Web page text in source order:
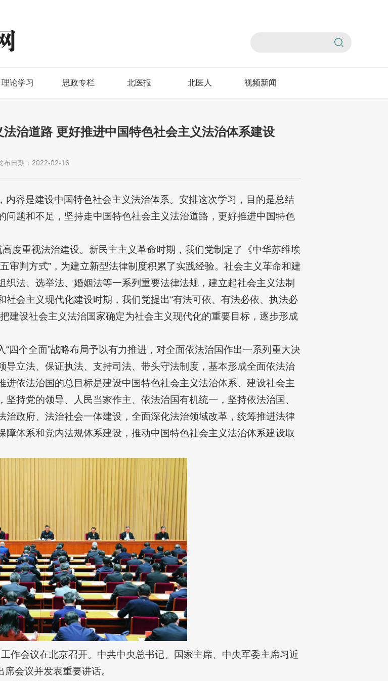
理论学习 思政专栏 北医报 北医人 视频新闻
治道路 更好推进中国特色社会主义法治体系建设
布日期：2022-02-16
容是建设中国特色社会主义法治体系。安排这次学习，目的是总结
题和不足，坚持走中国特色社会主义法治道路，更好推进中国特色
度重视法治建设。新民主主义革命时期，我们党制定了《中华苏维埃
审判方式”，为建立新型法律制度积累了实践经验。社会主义革命和建
法、选举法、婚姻法等一系列重要法律法规，建立起社会主义法制
会主义现代化建设时期，我们党提出“有法可依、有法必依、执法必
建设社会主义法治国家确定为社会主义现代化的重要目标，逐步形成
四个全面”战略布局予以有力推进，对全面依法治国作出一系列重大决
立法、保证执法、支持司法、带头守法制度，基本形成全面依法治
进依法治国的总目标是建设中国特色社会主义法治体系、建设社会主
持党的领导、人民当家作主、依法治国有机统一，坚持依法治国、
政府、法治社会一体建设，全面深化法治领域改革，统筹推进法律
体系和党内法规体系建设，推动中国特色社会主义法治体系建设取
作会议在北京召开。中共中央总书记、国家主席、中央军委主席习近
席会议并发表重要讲话。